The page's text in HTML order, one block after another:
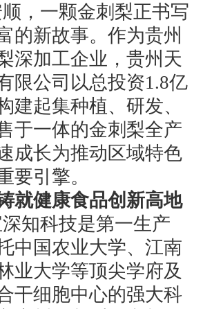
，一颗金刺梨正书写
的新故事。作为贵州
深加工企业，贵州天
限公司以总投资1.8亿
建起集种植、研发、
于一体的金刺梨全产
成长为推动区域特色
要引擎。
就健康食品创新高地
知科技是第一生产
中国农业大学、江南
业大学等顶尖学府及
干细胞中心的强大科